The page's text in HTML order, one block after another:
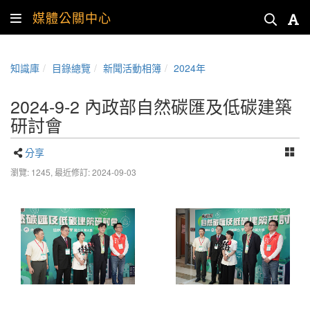
媒體公關中心
知識庫 目錄總覽 新聞活動相簿 2024年
2024-9-2 內政部自然碳匯及低碳建築
研討會
分享
瀏覽: 1245, 最近修訂: 2024-09-03